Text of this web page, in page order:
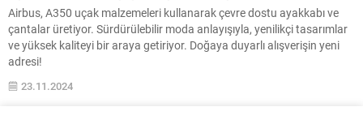
Airbus, A350 uçak malzemeleri kullanarak çevre dostu ayakkabı ve
çantalar üretiyor. Sürdürülebilir moda anlayışıyla, yenilikçi tasarımlar
ve yüksek kaliteyi bir araya getiriyor. Doğaya duyarlı alışverişin yeni
adresi!
23.11.2024